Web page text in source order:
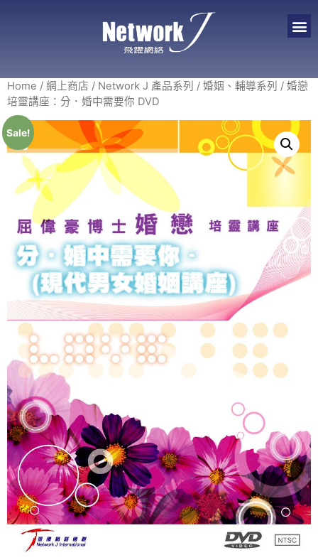
Home / 網上商店 / Network J 產品系列 / 婚姻、輔導系列 / 婚戀
培靈講座：分．婚中需要你 DVD
Sale!